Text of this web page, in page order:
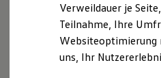
Wartungsverträge
Geschäftskunden
Professional
Großkunden
Behörden
Verweildauer je
Teilnahme, Ihre
Websiteoptimierung
uns, Ihr